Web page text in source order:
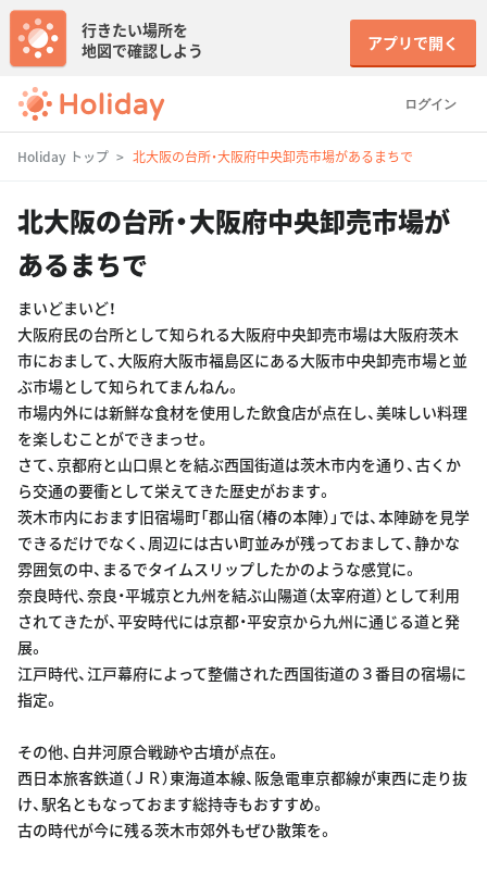
ログイン
行きたい場所を
地図で確認しよう
アプリで開く
Holiday トップ 北大阪の台所・大阪府中央卸売市場があるまちで
北大阪の台所・大阪府中央卸売市場が
あるまちで
まいどまいど！
大阪府民の台所として知られる大阪府中央卸売市場は大阪府茨木
市におまして、大阪府大阪市福島区にある大阪市中央卸売市場と並
ぶ市場として知られてまんねん。
市場内外には新鮮な食材を使用した飲食店が点在し、美味しい料理
を楽しむことができまっせ。
さて、京都府と山口県とを結ぶ西国街道は茨木市内を通り、古くか
ら交通の要衝として栄えてきた歴史がおます。
茨木市内におます旧宿場町「郡山宿（椿の本陣）」では、本陣跡を見学
できるだけでなく、周辺には古い町並みが残っておまして、静かな
雰囲気の中、まるでタイムスリップしたかのような感覚に。
奈良時代、奈良・平城京と九州を結ぶ山陽道（太宰府道）として利用
されてきたが、平安時代には京都・平安京から九州に通じる道と発
展。
江戸時代、江戸幕府によって整備された西国街道の３番目の宿場に
指定。
その他、白井河原合戦跡や古墳が点在。
西日本旅客鉄道（ＪＲ）東海道本線、阪急電車京都線が東西に走り抜
け、駅名ともなっておます総持寺もおすすめ。
古の時代が今に残る茨木市郊外もぜひ散策を。